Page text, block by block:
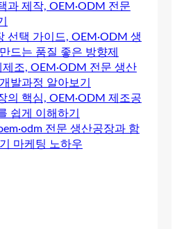
과 제작, OEM·ODM 전문
선택 가이드, OEM·ODM 생
드는 품질 좋은 방향제
조, OEM·ODM 전문 생산
발과정 알아보기
의 핵심, OEM·ODM 제조공
쉽게 이해하기
전문 생산공장과 함
마케팅 노하우